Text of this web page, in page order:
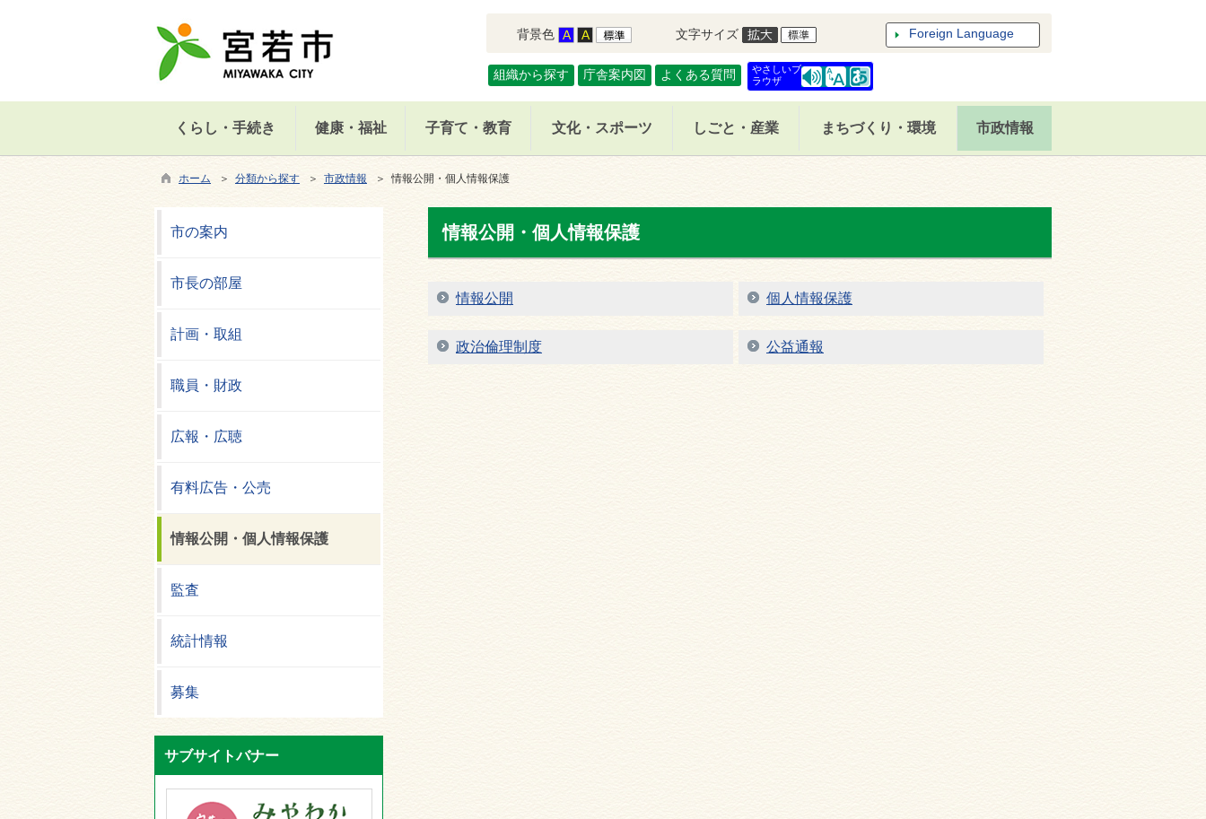
背景色 文字サイズ Foreign Language
組織から探す 庁舎案内図 よくある質問
やさしいブ
ラウザ
くらし・手続き 健康・福祉 子育て・教育 文化・スポーツ しごと・産業 まちづくり・環境 市政情報
ホーム ＞ 分類から探す ＞ 市政情報 ＞ 情報公開・個人情報保護
情報公開・個人情報保護
情報公開 個人情報保護
政治倫理制度 公益通報
市の案内
市長の部屋
計画・取組
職員・財政
広報・広聴
有料広告・公売
情報公開・個人情報保護
監査
統計情報
募集
サブサイトバナー